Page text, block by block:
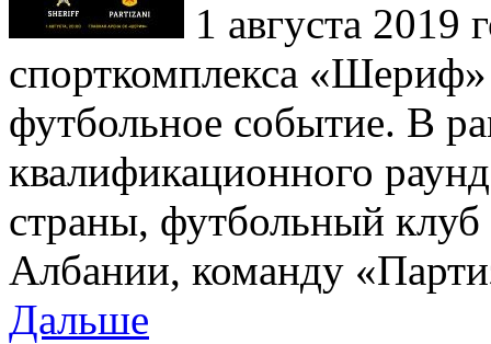
1 августа 2019
спорткомплекса
футбольное событие. В
квалификационного
страны, футбольный
Албании, команду
Дальше